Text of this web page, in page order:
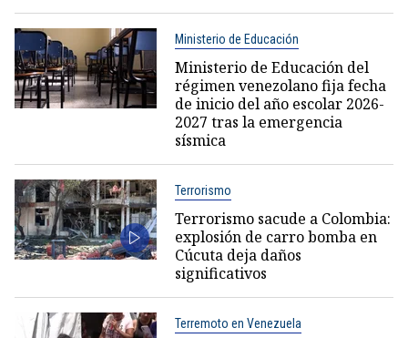
Ministerio de Educación
Ministerio de Educación del
régimen venezolano fija fecha
de inicio del año escolar 2026-
2027 tras la emergencia
sísmica
Terrorismo
Terrorismo sacude a Colombia:
explosión de carro bomba en
Cúcuta deja daños
significativos
Terremoto en Venezuela